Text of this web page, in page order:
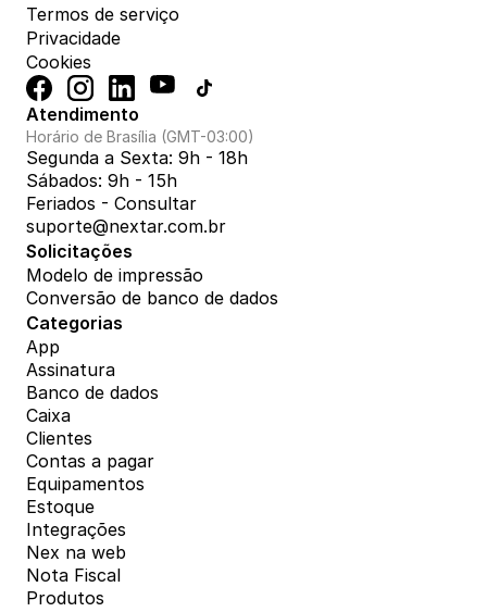
Termos de serviço
Privacidade
Cookies
Atendimento
Horário de Brasília (GMT-03:00)
Segunda a Sexta: 9h - 18h
Sábados: 9h - 15h
Feriados - Consultar
suporte@nextar.com.br
Solicitações
Modelo de impressão
Conversão de banco de dados
Categorias
App
Assinatura
Banco de dados
Caixa
Clientes
Contas a pagar
Equipamentos
Estoque
Integrações
Nex na web
Nota Fiscal
Produtos